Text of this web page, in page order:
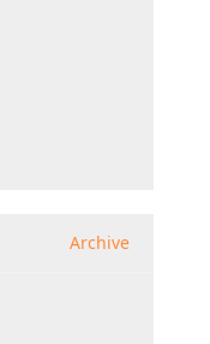
Archive